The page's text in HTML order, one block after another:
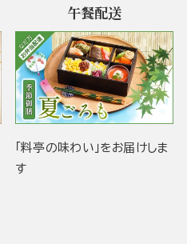
午餐配送
「料亭の味わい」をお届けしま
す